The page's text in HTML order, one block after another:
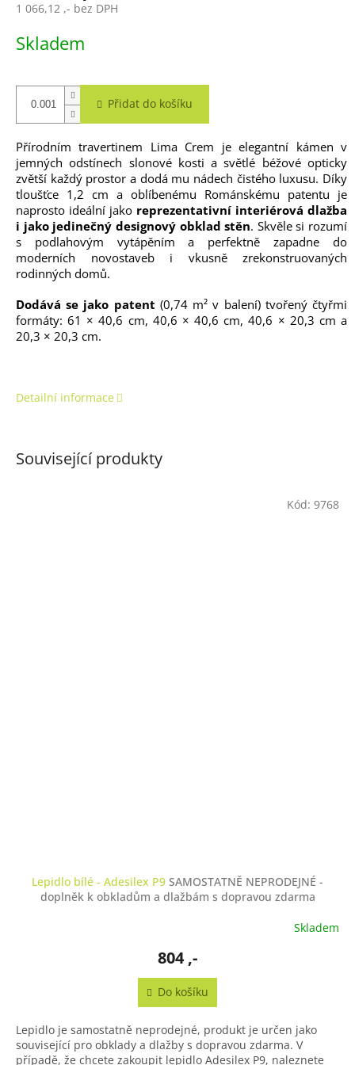
1 066,12 ,- bez DPH
cena:
Skladem
Přidat do košíku
Přírodním travertinem Lima Crem je elegantní kámen v
jemných odstínech slonové kosti a světlé béžové opticky
zvětší každý prostor a dodá mu nádech čistého luxusu. Díky
tloušťce 1,2 cm a oblíbenému Románskému patentu je
naprosto ideální jako reprezentativní interiérová dlažba
i jako jedinečný designový obklad stěn. Skvěle si rozumí
s podlahovým vytápěním a perfektně zapadne do
moderních novostaveb i vkusně zrekonstruovaných
rodinných domů.
Dodává se jako patent (0,74 m² v balení) tvořený čtyřmi
formáty: 61 × 40,6 cm, 40,6 × 40,6 cm, 40,6 × 20,3 cm a
20,3 × 20,3 cm.
Detailní informace
Související produkty
Lepidlo bílé - Adesilex P9 SAMOSTATNĚ NEPRODEJNÉ -
doplněk k obkladům a dlažbám s dopravou zdarma
Skladem
804 ,-
Do košíku
Lepidlo je samostatně neprodejné, produkt je určen jako
související pro obklady a dlažby s dopravou zdarma. V
případě, že chcete zakoupit lepidlo Adesilex P9, naleznete
Kód: 9768